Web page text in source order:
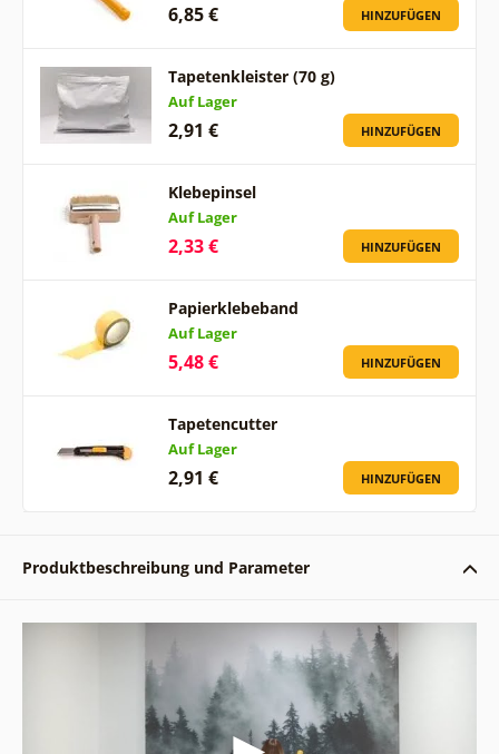
6,85 € HINZUFÜGEN
Tapetenkleister (70 g)
Auf Lager
2,91 € HINZUFÜGEN
Klebepinsel
Auf Lager
2,33 € HINZUFÜGEN
Papierklebeband
Auf Lager
5,48 € HINZUFÜGEN
Tapetencutter
Auf Lager
2,91 € HINZUFÜGEN
Produktbeschreibung und Parameter